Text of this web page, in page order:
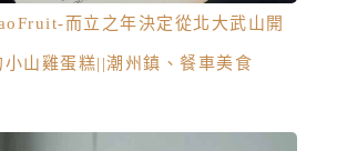
而立之年決定從北大武山開
山雞蛋糕||潮州鎮、餐車美食